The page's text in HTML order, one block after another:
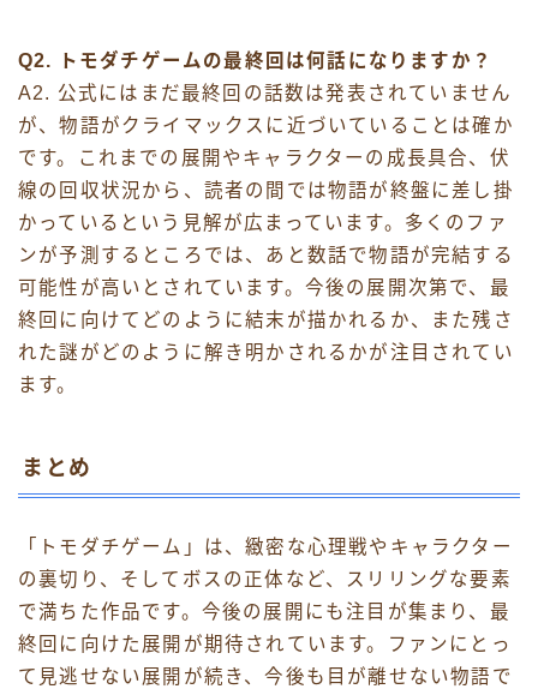
Q2. トモダチゲームの最終回は何話になりますか？
A2. 公式にはまだ最終回の話数は発表されていません
が、物語がクライマックスに近づいていることは確か
です。これまでの展開やキャラクターの成長具合、伏
線の回収状況から、読者の間では物語が終盤に差し掛
かっているという見解が広まっています。多くのファ
ンが予測するところでは、あと数話で物語が完結する
可能性が高いとされています。今後の展開次第で、最
終回に向けてどのように結末が描かれるか、また残さ
れた謎がどのように解き明かされるかが注目されてい
ます。
まとめ
「トモダチゲーム」は、緻密な心理戦やキャラクター
の裏切り、そしてボスの正体など、スリリングな要素
で満ちた作品です。今後の展開にも注目が集まり、最
終回に向けた展開が期待されています。ファンにとっ
て見逃せない展開が続き、今後も目が離せない物語で